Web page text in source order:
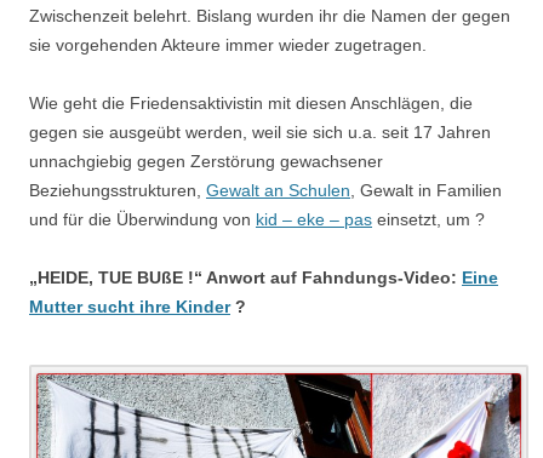
Zwischenzeit belehrt. Bislang wurden ihr die Namen der gegen
sie vorgehenden Akteure immer wieder zugetragen.
Wie geht die Friedensaktivistin mit diesen Anschlägen, die
gegen sie ausgeübt werden, weil sie sich u.a. seit 17 Jahren
unnachgiebig gegen Zerstörung gewachsener
Beziehungsstrukturen, Gewalt an Schulen , Gewalt in Familien
und für die Überwindung von kid – eke – pas einsetzt, um ?
„HEIDE, TUE BUßE !“ Anwort auf Fahndungs-Video: Eine
Mutter sucht ihre Kinder?